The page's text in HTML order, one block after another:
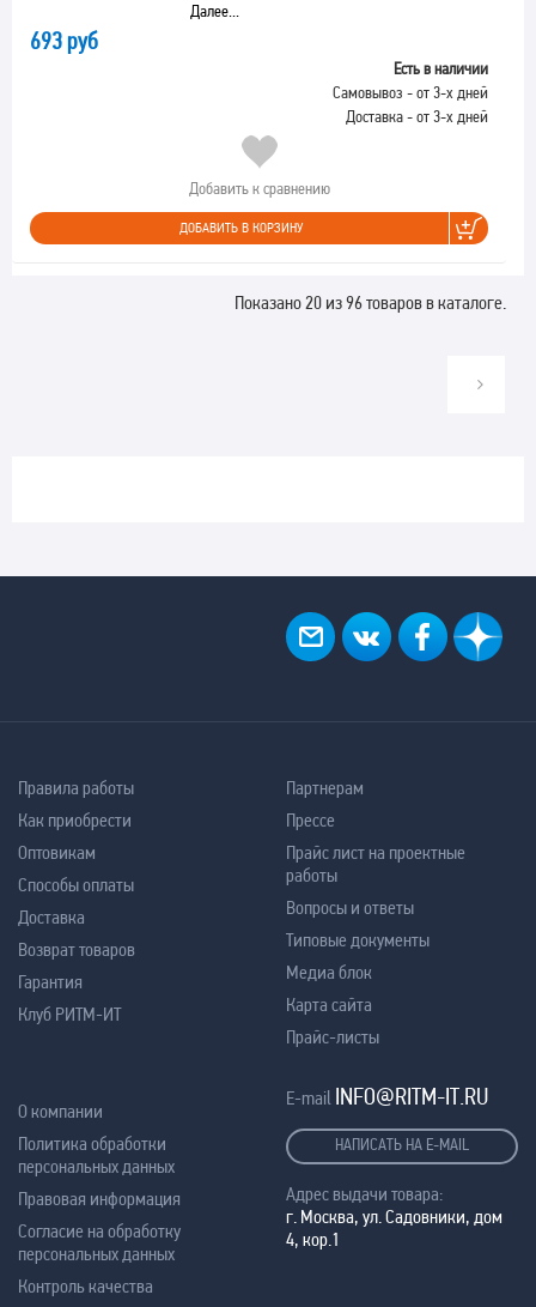
Далее...
693 руб
Есть в наличии
Самовывоз - от 3-х дней
Доставка - от 3-х дней
Добавить к сравнению
ДОБАВИТЬ В КОРЗИНУ
Показано 20 из 96 товаров в каталоге.
Правила работы
Как приобрести
Оптовикам
Способы оплаты
Доставка
Возврат товаров
Гарантия
Клуб РИТМ-ИТ
Партнерам
Прессе
Прайс лист на проектные
работы
Вопросы и ответы
Типовые документы
Медиа блок
Карта сайта
Прайс-листы
О компании
Политика обработки
персональных данных
Правовая информация
Согласие на обработку
персональных данных
Контроль качества
E-mail INFO@RITM-IT.RU
НАПИСАТЬ НА E-MAIL
Адрес выдачи товара:
г. Москва, ул. Садовники, дом
4, кор.1